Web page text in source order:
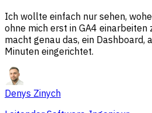
Ich wollte einfach nur sehen,
ohne mich erst in GA4 einarbeiten
macht genau das, ein Dashboard,
Minuten eingerichtet.
Denys Zinych